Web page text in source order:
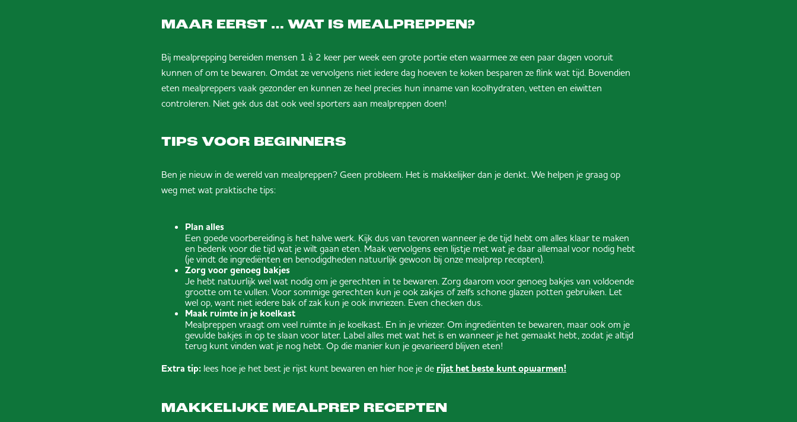
MAAR EERST … WAT IS MEALPREPPEN?
Bij mealprepping bereiden mensen 1 à 2 keer per week een grote portie eten waarmee ze een paar dagen vooruit
kunnen of om te bewaren. Omdat ze vervolgens niet iedere dag hoeven te koken besparen ze flink wat tijd. Bovendien
eten mealpreppers vaak gezonder en kunnen ze heel precies hun inname van koolhydraten, vetten en eiwitten
controleren. Niet gek dus dat ook veel sporters aan mealpreppen doen!
TIPS VOOR BEGINNERS
Ben je nieuw in de wereld van mealpreppen? Geen probleem. Het is makkelijker dan je denkt. We helpen je graag op
weg met wat praktische tips:
Plan alles
Een goede voorbereiding is het halve werk. Kijk dus van tevoren wanneer je de tijd hebt om alles klaar te maken
en bedenk voor die tijd wat je wilt gaan eten. Maak vervolgens een lijstje met wat je daar allemaal voor nodig hebt
(je vindt de ingrediënten en benodigdheden natuurlijk gewoon bij onze mealprep recepten).
Zorg voor genoeg bakjes
Je hebt natuurlijk wel wat nodig om je gerechten in te bewaren. Zorg daarom voor genoeg bakjes van voldoende
grootte om te vullen. Voor sommige gerechten kun je ook zakjes of zelfs schone glazen potten gebruiken. Let
wel op, want niet iedere bak of zak kun je ook invriezen. Even checken dus.
Maak ruimte in je koelkast
Mealpreppen vraagt om veel ruimte in je koelkast. En in je vriezer. Om ingrediënten te bewaren, maar ook om je
gevulde bakjes in op te slaan voor later. Label alles met wat het is en wanneer je het gemaakt hebt, zodat je altijd
terug kunt vinden wat je nog hebt. Op die manier kun je gevarieerd blijven eten!
Extra tip: lees hoe je het best je rijst kunt bewaren en hier hoe je de rijst het beste kunt opwarmen!
MAKKELIJKE MEALPREP RECEPTEN